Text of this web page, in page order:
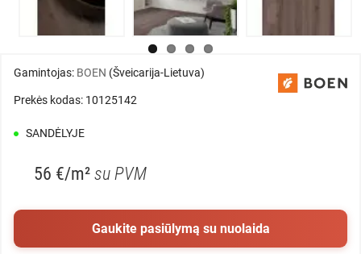
Gamintojas: BOEN (Šveicarija-Lietuva)
Prekės kodas: 10125142
SANDĖLYJE
56 €/m² su PVM
Gaukite pasiūlymą su nuolaida